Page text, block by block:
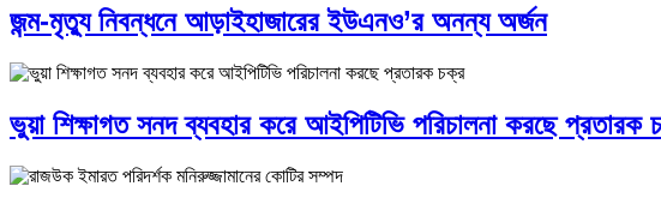
জন্ম-মৃত্যু নিবন্ধনে আড়াইহাজারের ইউএনও’র অনন্য অর্জন
ভুয়া শিক্ষাগত সনদ ব্যবহার করে আইপিটিভি পরিচালনা করছে প্রতারক